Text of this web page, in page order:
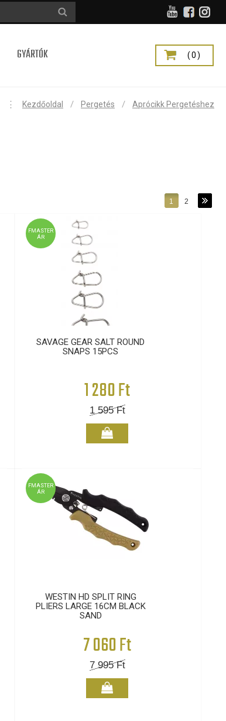
GYÁRTÓK (0)
⋮ Kezdőoldal / Pergetés / Aprócikk Pergetéshez
1 2
FMASTER
ÁR
SAVAGE GEAR SALT ROUND
SNAPS 15PCS
1 280 Ft
1 595Ft
FMASTER
ÁR
WESTIN HD SPLIT RING
PLIERS LARGE 16CM BLACK
SAND
7 060 Ft
7 995Ft